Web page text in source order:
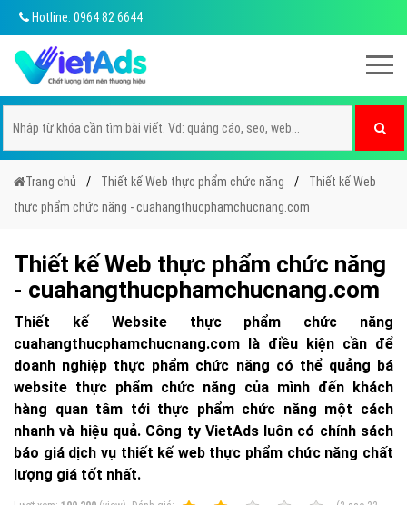
Hotline: 0964 82 6644
Trang chủ Thiết kế Web thực phẩm chức năng
Thiết kế Web
thực phẩm chức năng - cuahangthucphamchucnang.com
Thiết kế Web thực phẩm chức năng
- cuahangthucphamchucnang.com
Thiết kế Website thực phẩm chức năng
cuahangthucphamchucnang.com là điều kiện cần để
doanh nghiệp thực phẩm chức năng có thể quảng bá
website thực phẩm chức năng của mình đến khách
hàng quan tâm tới thực phẩm chức năng một cách
nhanh và hiệu quả. Công ty VietAds luôn có chính sách
báo giá dịch vụ thiết kế web thực phẩm chức năng chất
lượng giá tốt nhất.